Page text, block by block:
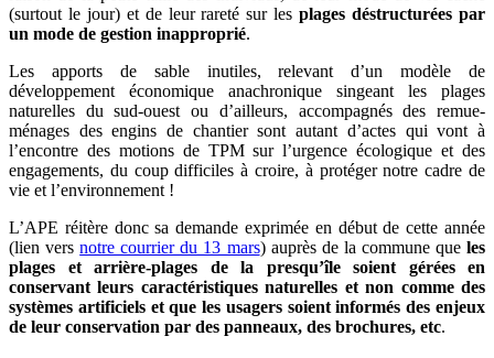
(surtout le jour) et de leur rareté sur lesplages déstructurées par
un mode de gestion inapproprié.
Les apports de sable inutiles, relevant d’un modèle de
développement économique anachronique singeant les plages
naturelles du sud-ouest ou d’ailleurs, accompagnés des remue-
ménages des engins de chantier sont autant d’actes qui vont à
l’encontre des motions de TPM sur l’urgence écologique et des
engagements, du coup difficiles à croire, à protéger notre cadre de
vie et l’environnement !
L’APE réitère donc sa demande exprimée en début de cette année
(lien versnotre courrier du 13 mars) auprès de la commune queles
plages et arrière-plages de la presqu’île soient gérées en
conservant leurs caractéristiques naturelles et non comme des
systèmes artificiels et que les usagers soient informés des enjeux
de leur conservation par des panneaux, des brochures, etc.